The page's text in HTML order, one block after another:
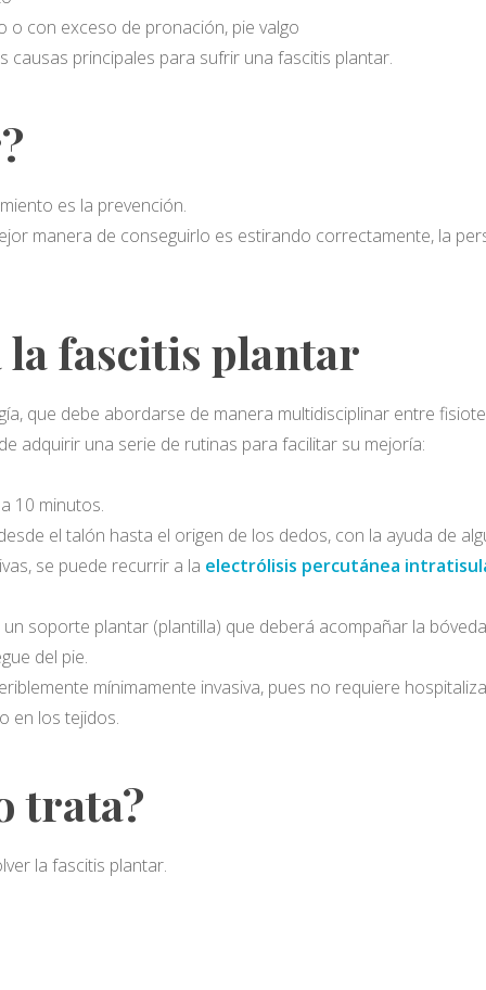
o con exceso de pronación, pie valgo
causas principales para sufrir una fascitis plantar.
es la prevención.
manera de conseguirlo es estirando correctamente, la
fascitis plantar
que debe abordarse de manera multidisciplinar entre
adquirir una serie de rutinas para facilitar su mejoría:
10 minutos.
el talón hasta el origen de los dedos, con la ayuda de
se puede recurrir a la electrólisis percutánea
soporte plantar (plantilla) que deberá acompañar la
del pie.
mínimamente invasiva, pues no requiere
en los tejidos.
trata?
la fascitis plantar.